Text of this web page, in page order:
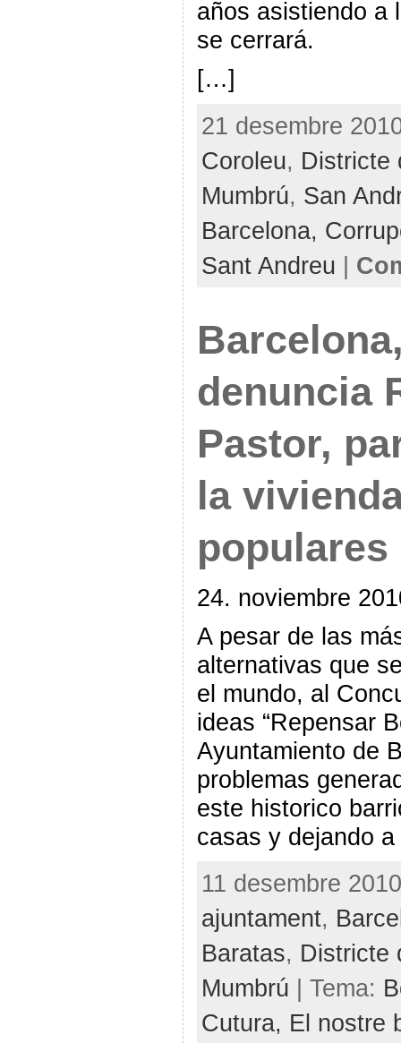
años asistiendo a
se cerrará.
[…]
21 desembre
Coroleu, Districte
Mumbrú, San
Barcelona,
Sant Andreu |
denuncia
Pastor,
la
populares
24. noviembre
A pesar de las
alternativas que
el mundo, al
ideas “Repensar
Ayuntamiento de
problemas
este historico
casas y dejando
11 desembre
ajuntament,
Baratas, Districte
Mumbrú | Tema:
Cutura, El nostre